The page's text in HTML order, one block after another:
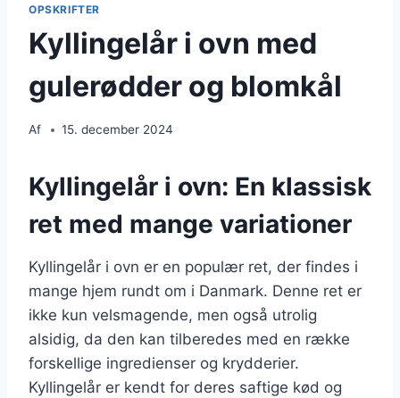
OPSKRIFTER
Kyllingelår i ovn med
gulerødder og blomkål
Af 15. december 2024
Kyllingelår i ovn: En klassisk
ret med mange variationer
Kyllingelår i ovn er en populær ret, der findes i
mange hjem rundt om i Danmark. Denne ret er
ikke kun velsmagende, men også utrolig
alsidig, da den kan tilberedes med en række
forskellige ingredienser og krydderier.
Kyllingelår er kendt for deres saftige kød og